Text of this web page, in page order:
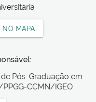
NO MAPA
Pós-Graduação em
CCMN/IGEO